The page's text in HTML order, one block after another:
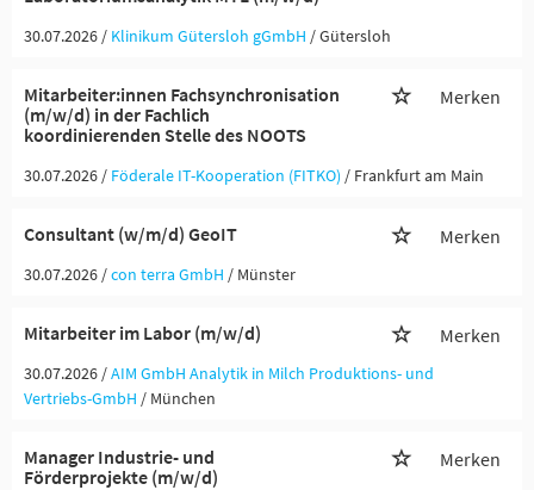
30.07.2026 / Klinikum Gütersloh gGmbH / Gütersloh
Mitarbeiter:innen Fachsynchronisation
(m/w/d) in der Fachlich
koordinierenden Stelle des NOOTS
Merken
30.07.2026 / Föderale IT-Kooperation (FITKO) / Frankfurt am Main
Consultant (w/m/d) GeoIT Merken
30.07.2026 /con terra GmbH / Münster
Mitarbeiter im Labor (m/w/d) Merken
30.07.2026 /AIM GmbH Analytik in Milch Produktions- und
Vertriebs-GmbH / München
Manager Industrie- und
Förderprojekte (m/w/d)
Merken